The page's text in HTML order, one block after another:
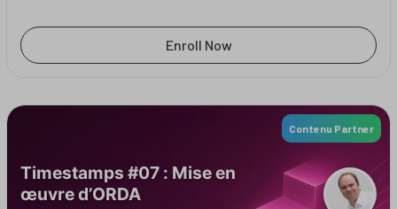
Enroll Now
Contenu Partner
Timestamps #07 : Mise en
œuvre d’ORDA